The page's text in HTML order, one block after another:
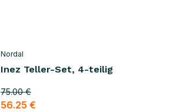
Nordal
Inez Teller-Set, 4-teilig
75.00 €
56.25 €